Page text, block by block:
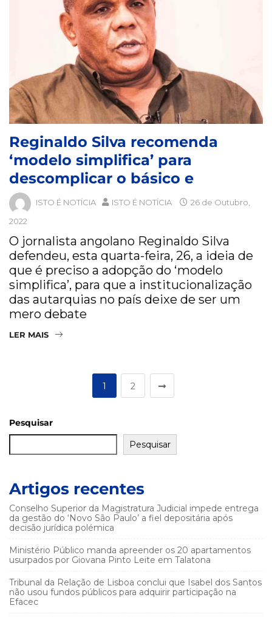
Reginaldo Silva recomenda
‘modelo simplifica’ para
descomplicar o básico e
ISTO É NOTÍCIA ISTO É NOTÍCIA
26 de Outubro,
2022
O jornalista angolano Reginaldo Silva
defendeu, esta quarta-feira, 26, a ideia de
que é preciso a adopção do ‘modelo
simplifica’, para que a institucionalização
das autarquias no país deixe de ser um
mero debate
LER MAIS
1 2
Pesquisar
Pesquisar
Artigos recentes
Conselho Superior da Magistratura Judicial impede entrega
da gestão do ‘Novo São Paulo’ a fiel depositária após
decisão jurídica polémica
Ministério Público manda apreender os 20 apartamentos
usurpados por Giovana Pinto Leite em Talatona
Tribunal da Relação de Lisboa conclui que Isabel dos Santos
não usou fundos públicos para adquirir participação na
Efacec